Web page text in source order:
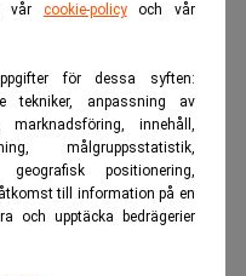
vår cookie-policyoch vår
för dessa syften:
tekniker, anpassning av
innehåll,
målgruppsstatistik,
positionering,
till information på en
och upptäcka bedrägerier